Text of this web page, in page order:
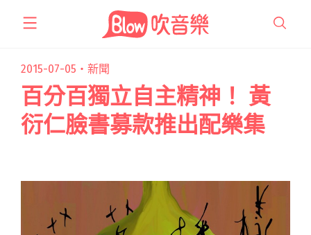
2015-07-05・ 新聞
百分百獨立自主精神！ 黃
衍仁臉書募款推出配樂集